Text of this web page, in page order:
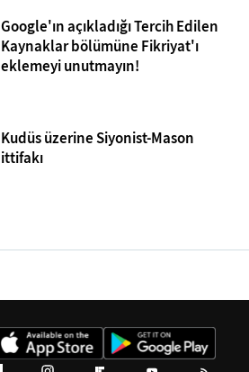
Google'ın açıkladığı Tercih Edilen
Kaynaklar bölümüne Fikriyat'ı
eklemeyi unutmayın!
Kudüs üzerine Siyonist-Mason
ittifakı